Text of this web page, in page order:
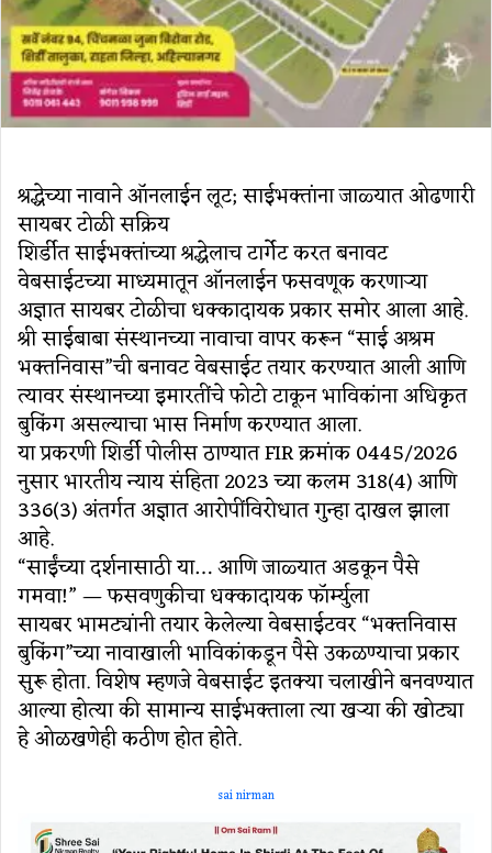
श्रद्धेच्या नावाने ऑनलाईन लूट; साईभक्तांना जाळ्यात ओढणारी
सायबर टोळी सक्रिय
शिर्डीत साईभक्तांच्या श्रद्धेलाच टार्गेट करत बनावट
वेबसाईटच्या माध्यमातून ऑनलाईन फसवणूक करणाऱ्या
अज्ञात सायबर टोळीचा धक्कादायक प्रकार समोर आला आहे.
श्री साईबाबा संस्थानच्या नावाचा वापर करून “साई अश्रम
भक्तनिवास”ची बनावट वेबसाईट तयार करण्यात आली आणि
त्यावर संस्थानच्या इमारतींचे फोटो टाकून भाविकांना अधिकृत
बुकिंग असल्याचा भास निर्माण करण्यात आला.
या प्रकरणी शिर्डी पोलीस ठाण्यात FIR क्रमांक 0445/2026
नुसार भारतीय न्याय संहिता 2023 च्या कलम 318(4) आणि
336(3) अंतर्गत अज्ञात आरोपींविरोधात गुन्हा दाखल झाला
आहे.
“साईंच्या दर्शनासाठी या… आणि जाळ्यात अडकून पैसे
गमवा!” — फसवणुकीचा धक्कादायक फॉर्म्युला
सायबर भामट्यांनी तयार केलेल्या वेबसाईटवर “भक्तनिवास
बुकिंग”च्या नावाखाली भाविकांकडून पैसे उकळण्याचा प्रकार
सुरू होता. विशेष म्हणजे वेबसाईट इतक्या चलाखीने बनवण्यात
आल्या होत्या की सामान्य साईभक्ताला त्या खऱ्या की खोट्या
हे ओळखणेही कठीण होत होते.
sai nirman